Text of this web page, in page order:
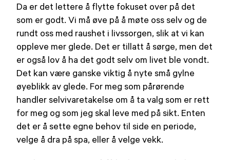
Da er det lettere å flytte fokuset over på det
som er godt. Vi må øve på å møte oss selv og de
rundt oss med raushet i livssorgen, slik at vi kan
oppleve mer glede. Det er tillatt å sørge, men det
er også lov å ha det godt selv om livet ble vondt.
Det kan være ganske viktig å nyte små gylne
øyeblikk av glede. For meg som pårørende
handler selvivaretakelse om å ta valg som er rett
for meg og som jeg skal leve med på sikt. Enten
det er å sette egne behov til side en periode,
velge å dra på spa, eller å velge vekk.